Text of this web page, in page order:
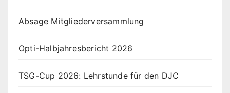
Absage Mitgliederversammlung
Opti-Halbjahresbericht 2026
TSG-Cup 2026: Lehrstunde für den DJC